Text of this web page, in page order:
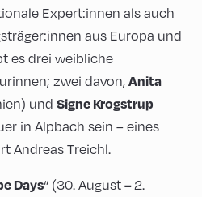
Expert:innen als auch
aus Europa und
es drei weibliche
zwei davon,Anita
und Signe Krogstrup
in Alpbach sein – eines
Andreas Treichl.
Days“ (30. August–2.